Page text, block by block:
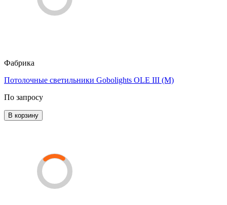
Фабрика
Потолочные светильники Gobolights OLE III (M)
По запросу
В корзину